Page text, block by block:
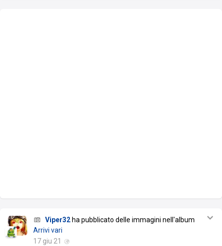
Viper32ha pubblicato delle immagini nell'album
Arrivi vari
17 giu 21